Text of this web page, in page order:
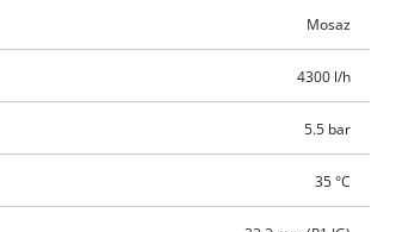
Mosaz
4300 l/h
5.5 bar
35 °C